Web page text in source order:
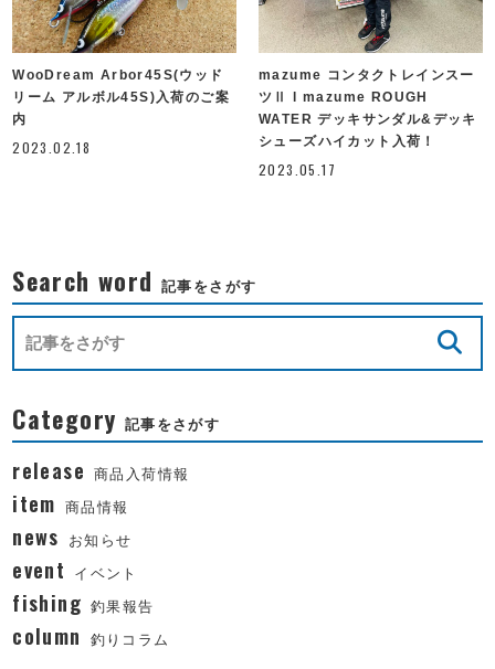
WooDream Arbor45S(ウッド
リーム アルボル45S)入荷のご案
内
2023.02.18
mazume コンタクトレインスー
ツⅡ l mazume ROUGH
WATER デッキサンダル&デッキ
シューズハイカット入荷！
2023.05.17
Search word 記事をさがす
Category 記事をさがす
release 商品入荷情報
item 商品情報
news お知らせ
event イベント
fishing 釣果報告
column 釣りコラム